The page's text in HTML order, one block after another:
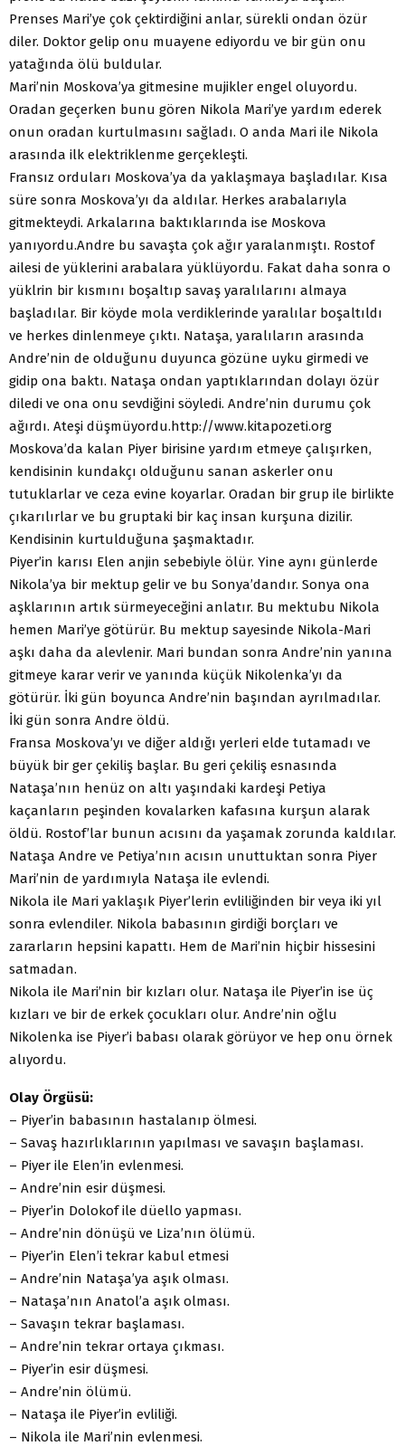
Prenses Mari’ye çok çektirdiğini anlar, sürekli ondan özür
diler. Doktor gelip onu muayene ediyordu ve bir gün onu
yatağında ölü buldular.
Mari’nin Moskova’ya gitmesine mujikler engel oluyordu.
Oradan geçerken bunu gören Nikola Mari’ye yardım ederek
onun oradan kurtulmasını sağladı. O anda Mari ile Nikola
arasında ilk elektriklenme gerçekleşti.
Fransız orduları Moskova’ya da yaklaşmaya başladılar. Kısa
süre sonra Moskova’yı da aldılar. Herkes arabalarıyla
gitmekteydi. Arkalarına baktıklarında ise Moskova
yanıyordu.Andre bu savaşta çok ağır yaralanmıştı. Rostof
ailesi de yüklerini arabalara yüklüyordu. Fakat daha sonra o
yüklrin bir kısmını boşaltıp savaş yaralılarını almaya
başladılar. Bir köyde mola verdiklerinde yaralılar boşaltıldı
ve herkes dinlenmeye çıktı. Nataşa, yaralıların arasında
Andre’nin de olduğunu duyunca gözüne uyku girmedi ve
gidip ona baktı. Nataşa ondan yaptıklarından dolayı özür
diledi ve ona onu sevdiğini söyledi. Andre’nin durumu çok
ağırdı. Ateşi düşmüyordu.http://www.kitapozeti.org
Moskova’da kalan Piyer birisine yardım etmeye çalışırken,
kendisinin kundakçı olduğunu sanan askerler onu
tutuklarlar ve ceza evine koyarlar. Oradan bir grup ile birlikte
çıkarılırlar ve bu gruptaki bir kaç insan kurşuna dizilir.
Kendisinin kurtulduğuna şaşmaktadır.
Piyer’in karısı Elen anjin sebebiyle ölür. Yine aynı günlerde
Nikola’ya bir mektup gelir ve bu Sonya’dandır. Sonya ona
aşklarının artık sürmeyeceğini anlatır. Bu mektubu Nikola
hemen Mari’ye götürür. Bu mektup sayesinde Nikola-Mari
aşkı daha da alevlenir. Mari bundan sonra Andre’nin yanına
gitmeye karar verir ve yanında küçük Nikolenka’yı da
götürür. İki gün boyunca Andre’nin başından ayrılmadılar.
İki gün sonra Andre öldü.
Fransa Moskova’yı ve diğer aldığı yerleri elde tutamadı ve
büyük bir ger çekiliş başlar. Bu geri çekiliş esnasında
Nataşa’nın henüz on altı yaşındaki kardeşi Petiya
kaçanların peşinden kovalarken kafasına kurşun alarak
öldü. Rostof’lar bunun acısını da yaşamak zorunda kaldılar.
Nataşa Andre ve Petiya’nın acısın unuttuktan sonra Piyer
Mari’nin de yardımıyla Nataşa ile evlendi.
Nikola ile Mari yaklaşık Piyer’lerin evliliğinden bir veya iki yıl
sonra evlendiler. Nikola babasının girdiği borçları ve
zararların hepsini kapattı. Hem de Mari’nin hiçbir hissesini
satmadan.
Nikola ile Mari’nin bir kızları olur. Nataşa ile Piyer’in ise üç
kızları ve bir de erkek çocukları olur. Andre’nin oğlu
Nikolenka ise Piyer’i babası olarak görüyor ve hep onu örnek
alıyordu.
Olay Örgüsü:
– Piyer’in babasının hastalanıp ölmesi.
– Savaş hazırlıklarının yapılması ve savaşın başlaması.
– Piyer ile Elen’in evlenmesi.
– Andre’nin esir düşmesi.
– Piyer’in Dolokof ile düello yapması.
– Andre’nin dönüşü ve Liza’nın ölümü.
– Piyer’in Elen’i tekrar kabul etmesi
– Andre’nin Nataşa’ya aşık olması.
– Nataşa’nın Anatol’a aşık olması.
– Savaşın tekrar başlaması.
– Andre’nin tekrar ortaya çıkması.
– Piyer’in esir düşmesi.
– Andre’nin ölümü.
– Nataşa ile Piyer’in evliliği.
– Nikola ile Mari’nin evlenmesi.